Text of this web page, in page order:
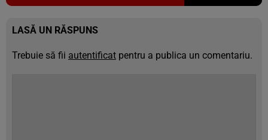
LASĂ UN RĂSPUNS
Trebuie să fii autentificat pentru a publica un comentariu.